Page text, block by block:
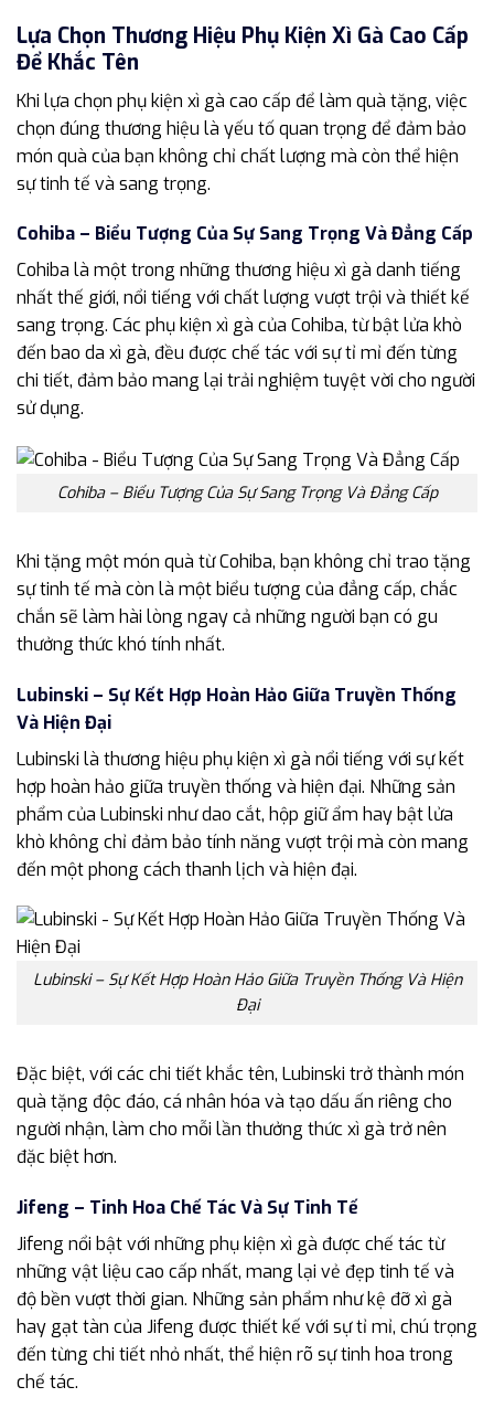
Lựa Chọn Thương Hiệu Phụ Kiện Xì Gà Cao Cấp
Để Khắc Tên
Khi lựa chọn phụ kiện xì gà cao cấp để làm quà tặng, việc
chọn đúng thương hiệu là yếu tố quan trọng để đảm bảo
món quà của bạn không chỉ chất lượng mà còn thể hiện
sự tinh tế và sang trọng.
Cohiba – Biểu Tượng Của Sự Sang Trọng Và Đẳng Cấp
Cohiba là một trong những thương hiệu xì gà danh tiếng
nhất thế giới, nổi tiếng với chất lượng vượt trội và thiết kế
sang trọng. Các phụ kiện xì gà của Cohiba, từ bật lửa khò
đến bao da xì gà, đều được chế tác với sự tỉ mỉ đến từng
chi tiết, đảm bảo mang lại trải nghiệm tuyệt vời cho người
sử dụng.
Cohiba – Biểu Tượng Của Sự Sang Trọng Và Đẳng Cấp
Khi tặng một món quà từ Cohiba, bạn không chỉ trao tặng
sự tinh tế mà còn là một biểu tượng của đẳng cấp, chắc
chắn sẽ làm hài lòng ngay cả những người bạn có gu
thưởng thức khó tính nhất.
Lubinski – Sự Kết Hợp Hoàn Hảo Giữa Truyền Thống
Và Hiện Đại
Lubinski là thương hiệu phụ kiện xì gà nổi tiếng với sự kết
hợp hoàn hảo giữa truyền thống và hiện đại. Những sản
phẩm của Lubinski như dao cắt, hộp giữ ẩm hay bật lửa
khò không chỉ đảm bảo tính năng vượt trội mà còn mang
đến một phong cách thanh lịch và hiện đại.
Lubinski – Sự Kết Hợp Hoàn Hảo Giữa Truyền Thống Và Hiện
Đại
Đặc biệt, với các chi tiết khắc tên, Lubinski trở thành món
quà tặng độc đáo, cá nhân hóa và tạo dấu ấn riêng cho
người nhận, làm cho mỗi lần thưởng thức xì gà trở nên
đặc biệt hơn.
Jifeng – Tinh Hoa Chế Tác Và Sự Tinh Tế
Jifeng nổi bật với những phụ kiện xì gà được chế tác từ
những vật liệu cao cấp nhất, mang lại vẻ đẹp tinh tế và
độ bền vượt thời gian. Những sản phẩm như kệ đỡ xì gà
hay gạt tàn của Jifeng được thiết kế với sự tỉ mỉ, chú trọng
đến từng chi tiết nhỏ nhất, thể hiện rõ sự tinh hoa trong
chế tác.